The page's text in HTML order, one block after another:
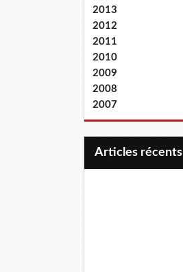
2013
2012
2011
2010
2009
2008
2007
articles récents